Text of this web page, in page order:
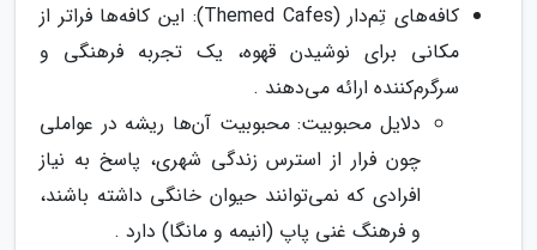
کافه‌های تِم‌دار (Themed Cafes): این کافه‌ها فراتر از
مکانی برای نوشیدن قهوه، یک تجربه فرهنگی و
سرگرم‌کننده ارائه می‌دهند .
دلایل محبوبیت: محبوبیت آن‌ها ریشه در عواملی
چون فرار از استرس زندگی شهری، پاسخ به نیاز
افرادی که نمی‌توانند حیوان خانگی داشته باشند،
و فرهنگ غنی پاپ (انیمه و مانگا) دارد .